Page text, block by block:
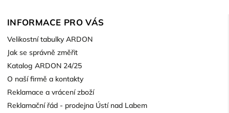
INFORMACE PRO VÁS
Velikostní tabulky ARDON
Jak se správně změřit
Katalog ARDON 24/25
O naší firmě a kontakty
Reklamace a vrácení zboží
Reklamační řád - prodejna Ústí nad Labem